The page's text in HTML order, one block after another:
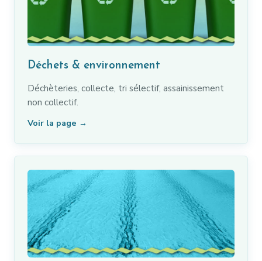
Déchets & environnement
Déchèteries, collecte, tri sélectif, assainissement
non collectif.
Voir la page →